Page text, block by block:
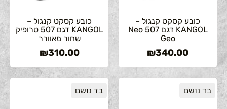
כובע קסקט קנגול –
KANGOL דגם 507 Neo
Geo
₪340.00
כובע קסקט קנגול –
KANGOL דגם 507 טרופיק
שחור מאוורר
₪310.00
בד נושם בד נושם